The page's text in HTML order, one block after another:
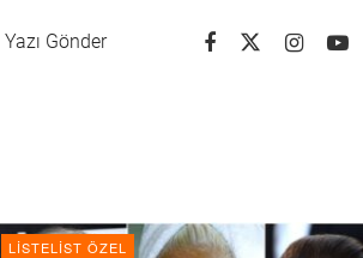
Yazı Gönder
LISTELIST ÖZEL